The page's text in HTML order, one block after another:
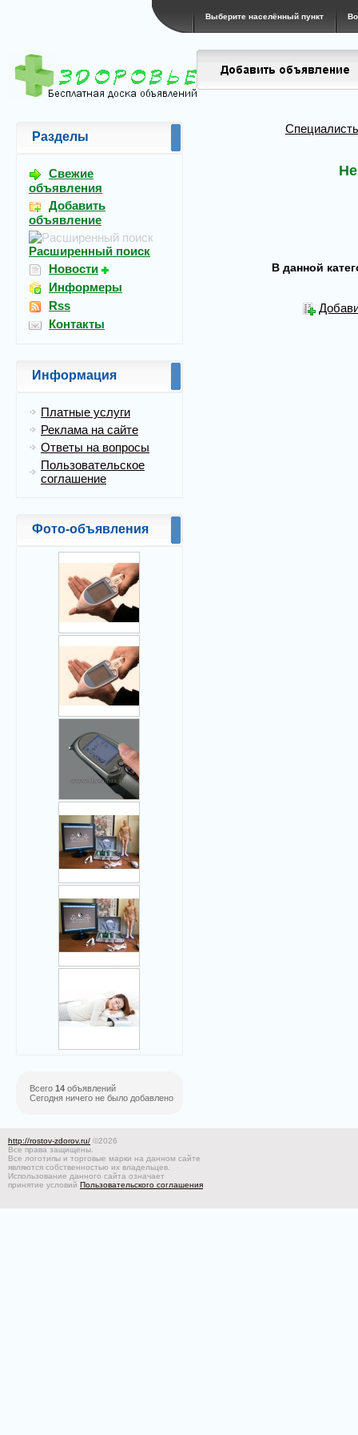
Выберите населённый пункт
В данной
Разделы
Свежие
объявления
Добавить
объявление
Расширенный поиск
Новости
Информеры
Rss
Контакты
Информация
Платные услуги
Реклама на сайте
Ответы на вопросы
Пользовательское
соглашение
Фото-объявления
Всего 14 объявлений
Сегодня ничего не было добавлено
http://rostov-zdorov.ru/ ©2026
Все права защищены.
Все логотипы и торговые марки на данном сайте
являются собственностью их владельцев.
Использование данного сайта означает
принятие условий Пользовательского соглашения